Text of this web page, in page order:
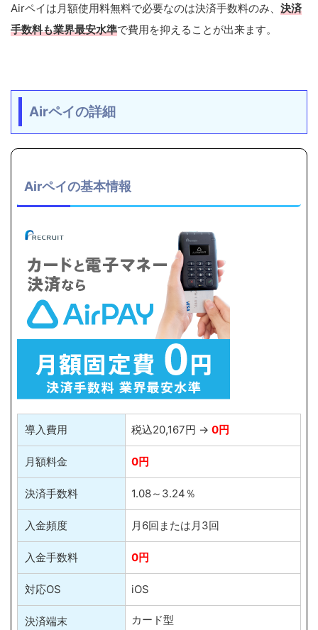
Airペイは月額使用料無料で必要なのは決済手数料のみ、 決済
手数料も業界最安水準で費用を抑えることが出来ます。
Airペイの詳細
Airペイの基本情報
導入費用 税込20,167円 → 0円
月額料金 0円
決済手数料 1.08～3.24％
入金頻度 月6回または月3回
入金手数料 0円
対応OS iOS
決済端末
カード型